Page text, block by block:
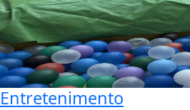
Entretenimento